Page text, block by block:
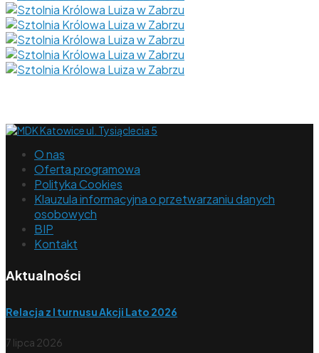
O nas
Oferta programowa
Polityka Cookies
Klauzula informacyjna o przetwarzaniu danych
osobowych
BIP
Kontakt
Aktualności
Relacja z I turnusu Akcji Lato 2026
7 lipca 2026